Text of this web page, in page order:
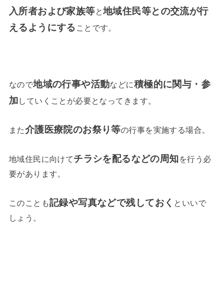
入所者および家族等と地域住民等との交流が行
えるようにする ことです。
なので地域の行事や活動などに積極的に関与・参
加 していくことが必要となってきます。
また介護医療院のお祭り等の行事を実施する場合。
地域住民に向けてチラシを配るなどの周知 を行う必
要があります。
このことも記録や写真などで残しておく といいで
しょう。